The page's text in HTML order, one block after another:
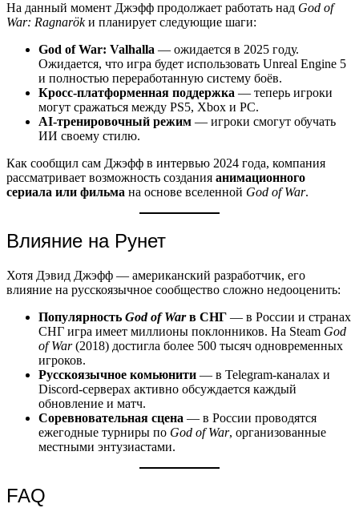
На данный момент Джэфф продолжает работать над God of
War: Ragnarökи планирует следующие шаги:
God of War: Valhalla — ожидается в 2025 году.
Ожидается, что игра будет использовать Unreal Engine 5
и полностью переработанную систему боёв.
Кросс-платформенная поддержка — теперь игроки
могут сражаться между PS5, Xbox и PC.
AI-тренировочный режим — игроки смогут обучать
ИИ своему стилю.
Как сообщил сам Джэфф в интервью 2024 года, компания
рассматривает возможность создания анимационного
сериала или фильма на основе вселенной God of War.
Влияние на Рунет
Хотя Дэвид Джэфф — американский разработчик, его
влияние на русскоязычное сообщество сложно недооценить:
Популярность God of Warв СНГ — в России и странах
СНГ игра имеет миллионы поклонников. На Steam God
of War(2018) достигла более 500 тысяч одновременных
игроков.
Русскоязычное комьюнити — в Telegram-каналах и
Discord-серверах активно обсуждается каждый
обновление и матч.
Соревновательная сцена — в России проводятся
ежегодные турниры по God of War, организованные
местными энтузиастами.
FAQ